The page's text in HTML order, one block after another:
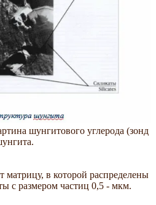
шунгитового углерода (зонд
матрицу, в которой распределены
с размером частиц 0,5 - мкм.